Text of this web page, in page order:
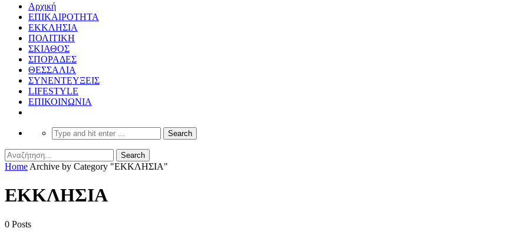
Αρχική
ΕΠΙΚΑΙΡΟΤΗΤΑ
ΕΚΚΛΗΣΙΑ
ΠΟΛΙΤΙΚΗ
ΣΚΙΑΘΟΣ
ΣΠΟΡΑΔΕΣ
ΘΕΣΣΑΛΙΑ
ΣΥΝΕΝΤΕΥΞΕΙΣ
LIFESTYLE
ΕΠΙΚΟΙΝΩΝΙΑ
Home Archive by Category "ΕΚΚΛΗΣΙΑ"
ΕΚΚΛΗΣΙΑ
0 Posts